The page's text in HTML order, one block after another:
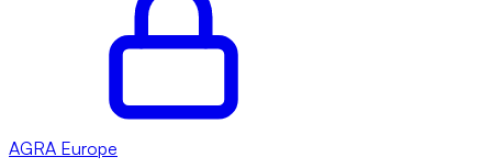
AGRA Europe